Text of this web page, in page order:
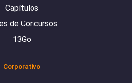
Capítulos
de Concursos
13Go
Corporativo